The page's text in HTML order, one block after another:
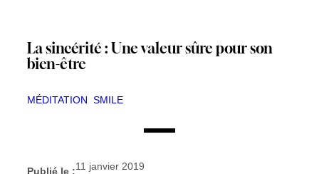
La sincérité : Une valeur sûre pour son
bien-être
MÉDITATION SMILE
Publié le :11 janvier 2019